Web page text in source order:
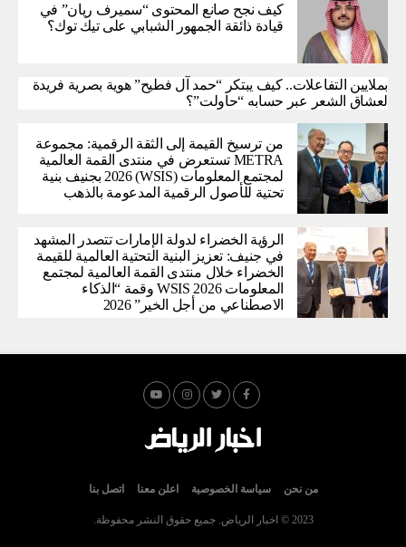
كيف نجح صانع المحتوى “سميرف ريان” في
قيادة ذائقة الجمهور الشبابي على تيك توك؟
بملايين التفاعلات.. كيف يبتكر “حمد آل فطيح” هوية بصرية فريدة
لعشاق الشعر عبر حسابه “حاولت”؟
من ترسيخ القيمة إلى الثقة الرقمية: مجموعة
METRA تستعرض في منتدى القمة العالمية
لمجتمع المعلومات (WSIS) 2026 بجنيف بنية
تحتية للأصول الرقمية المدعومة بالذهب
الرؤية الخضراء لدولة الإمارات تتصدر المشهد
في جنيف: تعزيز البنية التحتية العالمية للقيمة
الخضراء خلال منتدى القمة العالمية لمجتمع
المعلومات WSIS 2026 وقمة “الذكاء
الاصطناعي من أجل الخير” 2026
من نحن سياسة الخصوصية اعلن معنا اتصل بنا
2023 © اخبار الرياض. جميع حقوق النشر محفوظة.